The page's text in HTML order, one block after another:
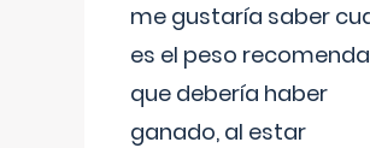
me gustaría saber
es el peso
que debería haber
ganado, al estar